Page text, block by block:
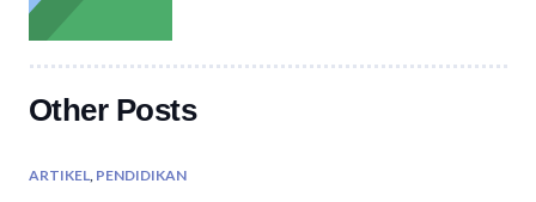
Other Posts
ARTIKEL PENDIDIKAN